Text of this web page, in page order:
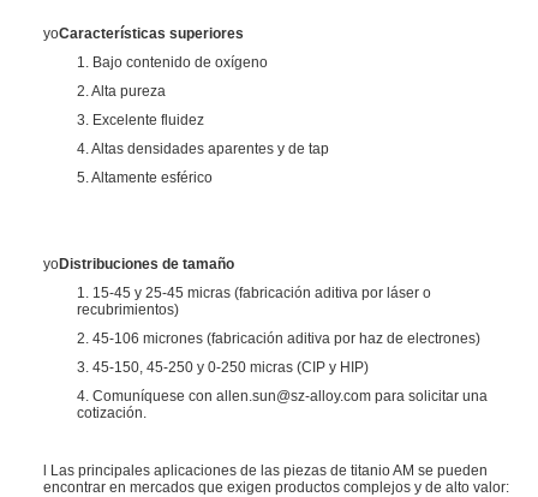
yoCaracterísticas superiores
1. Bajo contenido de oxígeno
2. Alta pureza
3. Excelente fluidez
4. Altas densidades aparentes y de tap
5. Altamente esférico
yoDistribuciones de tamaño
1. 15-45 y 25-45 micras (fabricación aditiva por láser o
recubrimientos)
2. 45-106 micrones (fabricación aditiva por haz de electrones)
3. 45-150, 45-250 y 0-250 micras (CIP y HIP)
4. Comuníquese con allen.sun@sz-alloy.com para solicitar una
cotización.
l Las principales aplicaciones de las piezas de titanio AM se pueden
encontrar en mercados que exigen productos complejos y de alto valor: